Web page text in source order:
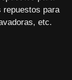
repuestos para
etc.